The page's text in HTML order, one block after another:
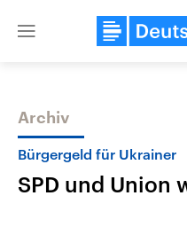
Close
Themen
Archiv
Bürgergeld für Ukrainer
SPD und Union